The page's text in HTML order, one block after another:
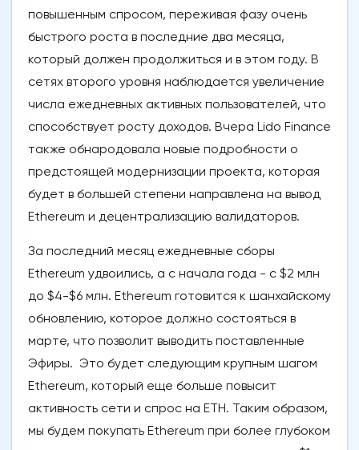
повышенным спросом, переживая фазу очень
быстрого роста в последние два месяца,
который должен продолжиться и в этом году. В
сетях второго уровня наблюдается увеличение
числа ежедневных активных пользователей, что
способствует росту доходов. Вчера Lido Finance
также обнародовала новые подробности о
предстоящей модернизации проекта, которая
будет в большей степени направлена на вывод
Ethereum и децентрализацию валидаторов.
За последний месяц ежедневные сборы
Ethereum удвоились, а с начала года - с $2 млн
до $4-$6 млн. Ethereum готовится к шанхайскому
обновлению, которое должно состояться в
марте, что позволит выводить поставленные
Эфиры. Это будет следующим крупным шагом
Ethereum, который еще больше повысит
активность сети и спрос на ETH. Таким образом,
мы будем покупать Ethereum при более глубоком